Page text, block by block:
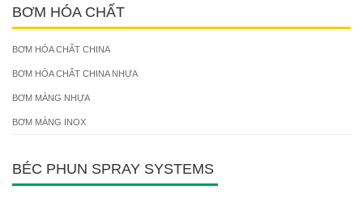
BƠM HÓA CHẤT
BƠM HÓA CHẤT CHINA
BƠM HÓA CHẤT CHINA NHỰA
BƠM MÀNG NHỰA
BƠM MÀNG INOX
BÉC PHUN SPRAY SYSTEMS